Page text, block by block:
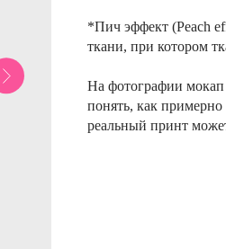
*Пич эффект (Peach
ткани, при котором
На фотографии
понять, как примерно
реальный принт